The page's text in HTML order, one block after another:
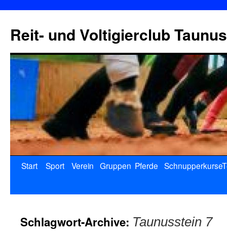
Reit- und Voltigierclub
Start Sport Verein Gruppen Pferde Schnupperkurse
Schlagwort-Archive: Taunusstein 7